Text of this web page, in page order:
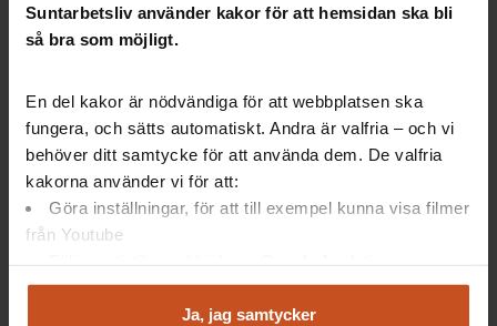
Suntarbetsliv använder kakor för att hemsidan ska bli
så bra som möjligt.
En del kakor är nödvändiga för att webbplatsen ska
fungera, och sätts automatiskt. Andra är valfria – och vi
behöver ditt samtycke för att använda dem. De valfria
kakorna använder vi för att:
Göra inställningar, för att till exempel kunna visa filmer
från Youtube
Analysera trafik för att kunna visa riktad information
Ja, jag samtycker
orsakar stress på jobbet och hur ni kan förebygga
ohälsa i arbetsgruppen – det tjänar alla på!